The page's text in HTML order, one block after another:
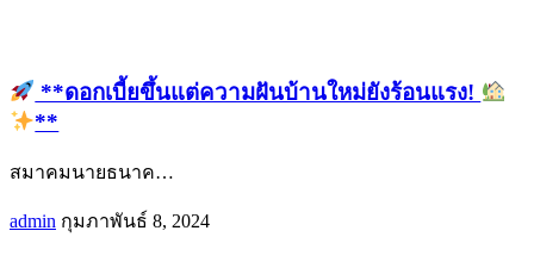
**ดอกเบี้ยขึ้นแต่ความฝันบ้านใหม่ยังร้อนแรง!
**
สมาคมนายธนาค…
admin กุมภาพันธ์ 8, 2024